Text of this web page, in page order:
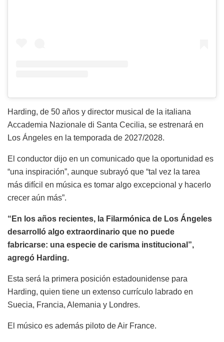
Harding, de 50 años y director musical de la italiana
Accademia Nazionale di Santa Cecilia, se estrenará en
Los Ángeles en la temporada de 2027/2028.
El conductor dijo en un comunicado que la oportunidad es
“una inspiración”, aunque subrayó que “tal vez la tarea
más difícil en música es tomar algo excepcional y hacerlo
crecer aún más”.
“En los años recientes, la Filarmónica de Los Ángeles
desarrolló algo extraordinario que no puede
fabricarse: una especie de carisma institucional”,
agregó Harding.
Esta será la primera posición estadounidense para
Harding, quien tiene un extenso currículo labrado en
Suecia, Francia, Alemania y Londres.
El músico es además piloto de Air France.